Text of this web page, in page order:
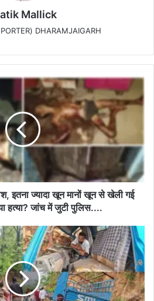
Mallick
DHARAMJAIGARH
इतना ज्यादा खून मानों खून से खेली गई
हत्या? जांच में जुटी पुलिस....